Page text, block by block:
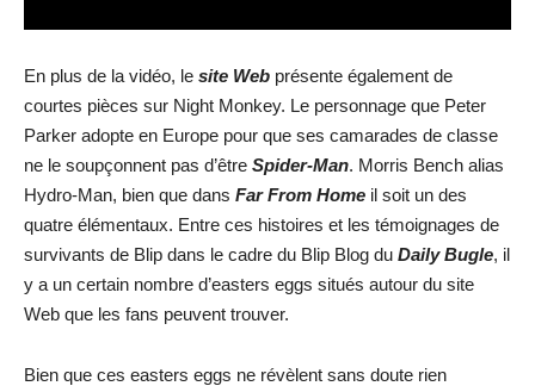
En plus de la vidéo, le site Web présente également de
courtes pièces sur Night Monkey. Le personnage que Peter
Parker adopte en Europe pour que ses camarades de classe
ne le soupçonnent pas d’être Spider-Man. Morris Bench alias
Hydro-Man, bien que dans Far From Home il soit un des
quatre élémentaux. Entre ces histoires et les témoignages de
survivants de Blip dans le cadre du Blip Blog du Daily Bugle, il
y a un certain nombre d’easters eggs situés autour du site
Web que les fans peuvent trouver.
Bien que ces easters eggs ne révèlent sans doute rien